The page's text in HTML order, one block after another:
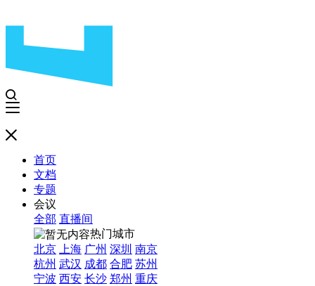
首页
文档
专题
会议
全部 直播间
热门城市
北京
上海 广州 深圳 南京
杭州 武汉 成都 合肥 苏州
宁波 西安 长沙 郑州 重庆